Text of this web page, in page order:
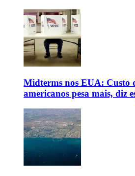
Midterms nos EUA: Custo
americanos pesa mais, diz